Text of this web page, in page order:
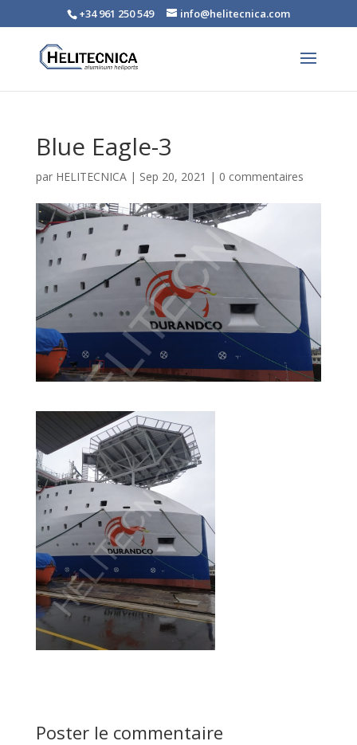
+34 961 250 549 info@helitecnica.com
Blue Eagle-3
par HELITECNICA| Sep 20, 2021 | 0 commentaires
Poster le commentaire